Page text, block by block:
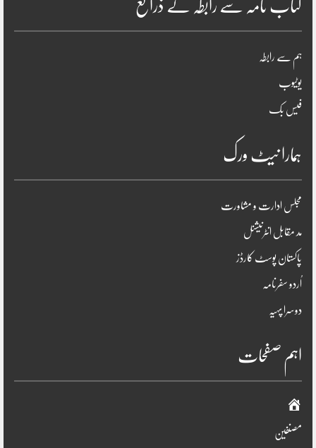
کتاب نامہ سے رابطہ کے ذرائع
ہم سے رابطہ
یوٹیوب
فیس بک
ہمارا نیٹ ورک
مجلس ادارت و مشاورت
مد مقابل انٹرنیشنل
پاکستان پوسٹ کارڈز
اُردو سفرنامہ
دوسرا پہیہ
اہم صفحات
صفحہ
اوّل
مصنفین